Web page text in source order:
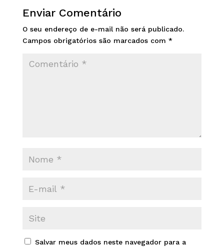
Enviar Comentário
O seu endereço de e-mail não será publicado.
Campos obrigatórios são marcados com *
Salvar meus dados neste navegador para a